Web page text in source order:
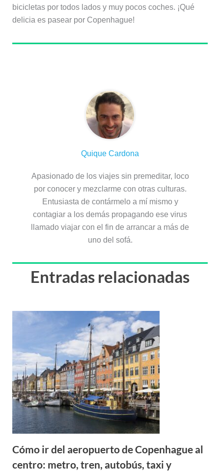
bicicletas por todos lados y muy pocos coches. ¡Qué
delicia es pasear por Copenhague!
Quique Cardona
Apasionado de los viajes sin premeditar, loco
por conocer y mezclarme con otras culturas.
Entusiasta de contármelo a mí mismo y
contagiar a los demás propagando ese virus
llamado viajar con el fin de arrancar a más de
uno del sofá.
Entradas relacionadas
Cómo ir del aeropuerto de Copenhague al
centro: metro, tren, autobús, taxi y